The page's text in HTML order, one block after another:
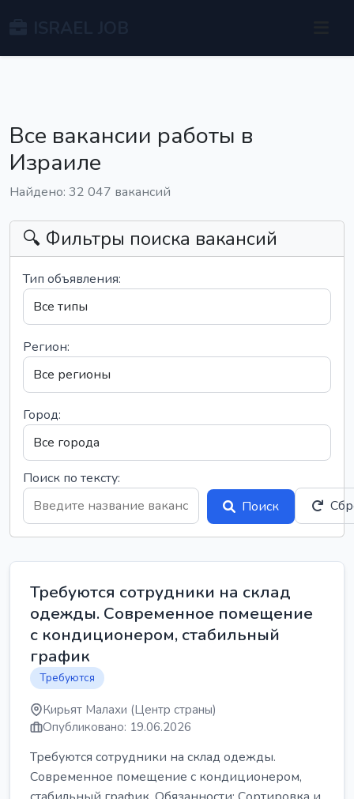
Все вакансии работы в
Израиле
Найдено: 32 047 вакансий
🔍 Фильтры поиска вакансий
Тип объявления:
Регион:
Город:
Поиск по тексту:
Поиск
Требуются сотрудники на склад
одежды. Современное помещение
с кондиционером, стабильный
график
Требуются
Кирьят Малахи (Центр страны)
Опубликовано: 19.06.2026
Требуются сотрудники на склад одежды.
Современное помещение с кондиционером,